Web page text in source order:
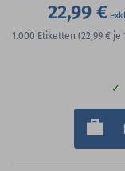
22,99 €
1.000 Etiketten (22,99 € je